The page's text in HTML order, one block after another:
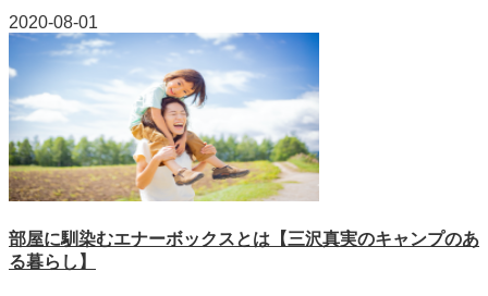
2020-08-01
部屋に馴染むエナーボックスとは【三沢真実のキャンプのあ
る暮らし】